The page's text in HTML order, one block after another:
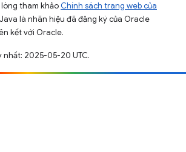
tham khảo Chính sách trang web của
là nhãn hiệu đã đăng ký của Oracle
kết với Oracle.
nhất: 2025-05-20 UTC.